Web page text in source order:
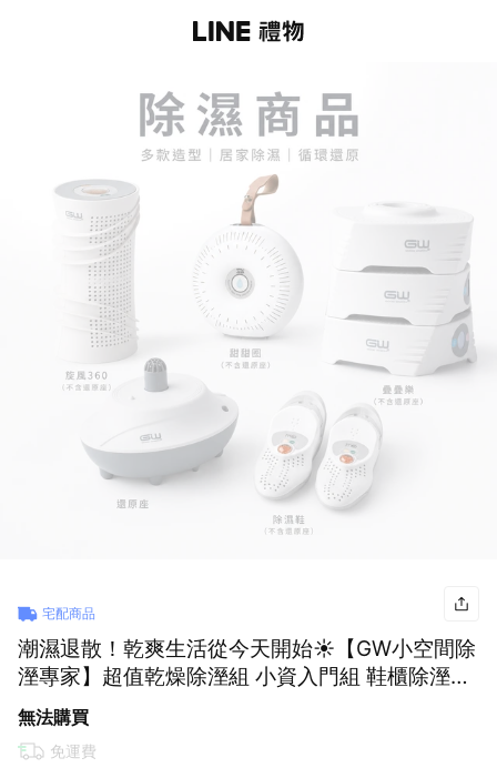
宅配商品
潮濕退散！乾爽生活從今天開始☀️【GW小空間除
溼專家】超值乾燥除溼組 小資入門組 鞋櫃除溼組
🌟 (SHOPPING99)
無法購買
免運費